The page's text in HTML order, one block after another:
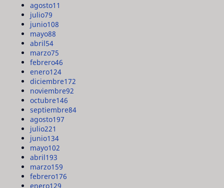
agosto11
julio79
junio108
mayo88
abril54
marzo75
febrero46
enero124
diciembre172
noviembre92
octubre146
septiembre84
agosto197
julio221
junio134
mayo102
abril193
marzo159
febrero176
enero129